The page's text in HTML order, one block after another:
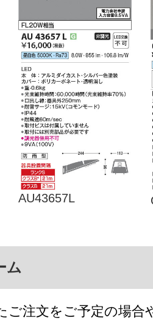
AU43657L
ム
ご注文をご予定の場合